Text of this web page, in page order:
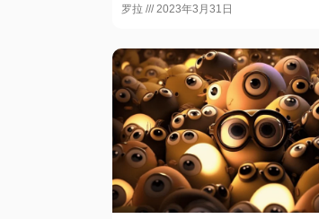
罗拉 2023年3月31日